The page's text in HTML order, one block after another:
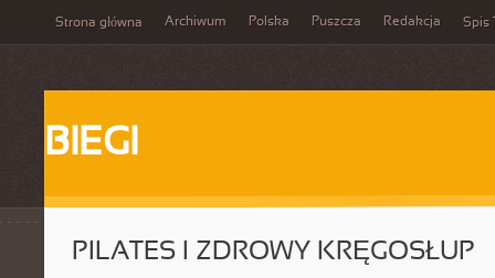
Strona główna Archiwum Polska Puszcza Redakcja Spis
BIEGI
PILATES I ZDROWY KRĘGOSŁUP